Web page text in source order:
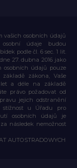
vašich osobních údajů
údaje budou
podle čl. 6 sec. 1 lit.
27. dubna 2016 jako
osobních údajů pouze
zákona, Vaše
a déle na základě
právo požadovat od
jejich odstranění
stížnost u Úřadu pro
osobních údajů je
následek nemožnost
AUTOSTRADOWYCH